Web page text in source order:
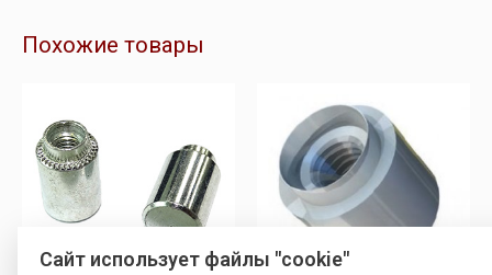
Похожие товары
Сайт использует файлы "cookie"